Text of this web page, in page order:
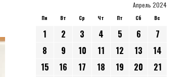
Апрель 2024
Пн Вт Ср Чт Пт Сб Вс
1 2 3 4 5 6
7
8
9 10 11 12 13
14
15
16 17 18 19 20
21